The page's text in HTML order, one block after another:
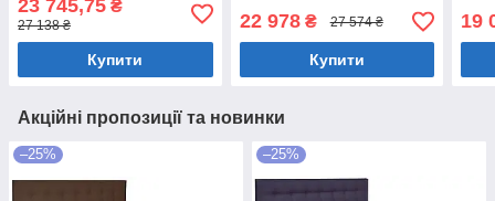
рамою Білий
23 745,75 ₴
27 138 ₴
Купити
рамою C1 Білий
22 978₴ 27 574 ₴
Купити
19
Акційні пропозиції та новинки
–25% –25%